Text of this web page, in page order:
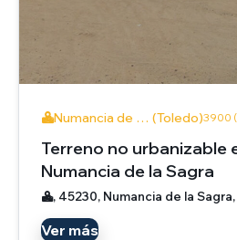
Numancia de … (Toledo)3900
Terreno no urbanizable
Numancia de la Sagra
, 45230, Numancia de la
Ver más